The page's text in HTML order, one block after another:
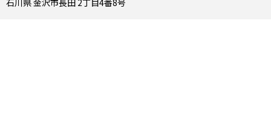
石川県 金沢市長田 2丁目4番8号